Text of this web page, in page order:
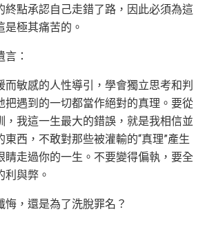
終點承認自己走錯了路，因此必須為這
極其痛苦的。
：
而敏感的人性導引，學會獨立思考和判
把遇到的一切都當作絕對的真理。要從
，我這一生最大的錯誤，就是我相信並
西，不敢對那些被灌輸的“真理”產生
睛走過你的一生。不要變得偏執，要全
利與弊。
，還是為了洗脫罪名？